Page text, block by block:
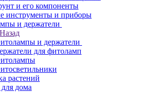
и его компоненты
инструменты и приборы
и держатели
Назад
и держатели
для фитоламп
растений
дома